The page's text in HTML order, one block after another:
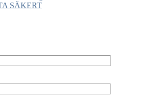
SÄKERT